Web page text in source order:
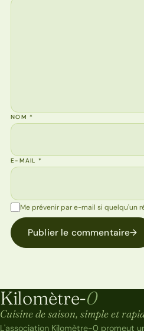
NOM*
E-MAIL*
Me prévenir par e-mail si quelqu'un
Publier le commentaire→
Kilomètre-0
Kilomètre-0
Cuisine de saison, simple et
L'association Kilomètre-0 promeut